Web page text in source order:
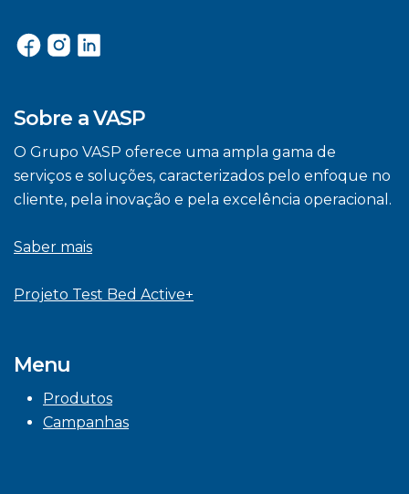
Sobre a VASP
O Grupo VASP oferece uma ampla gama de
serviços e soluções, caracterizados pelo enfoque no
cliente, pela inovação e pela excelência operacional.
Saber mais
Projeto Test Bed Active+
Menu
Produtos
Campanhas